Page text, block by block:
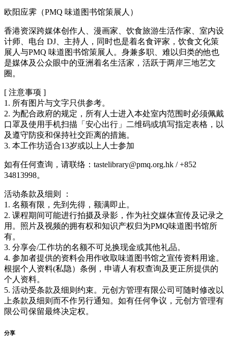
欧阳应霁（PMQ 味道图书馆策展人）
香港资深跨媒体创作人、漫画家、饮食旅游生活作家、室内设
计师、电台 DJ、主持人，同时也是着名食评家，饮食文化策
展人与PMQ 味道图书馆策展人。身兼多职、难以归类的他也
是媒体及公众眼中的亚洲着名生活家，活跃于两岸三地艺文
圈。
[ 注意事项 ]
1. 所有图片与文字只供参考。
2. 为配合政府的规定，所有人士进入本处室内范围时必须佩戴
口罩及使用手机扫描「安心出行」二维码或填写指定表格，以
及遵守防疫和保持社交距离的措施。
3. 本工作坊适合13岁或以上人士参加
如有任何查询，请联络：tastelibrary@pmq.org.hk / +852
34813998。
活动条款及细则 ：
1. 名额有限，先到先得，额满即止。
2. 课程期间可能进行拍摄及录影，作为社交媒体宣传及记录之
用。照片及视频的拥有权和知识产权归为PMQ味道图书馆所
有。
3. 分享会/工作坊的名额不可兑换现金或其他礼品。
4. 参加者提供的资料会用作收取味道图书馆之宣传资料用途。
根据个人资料(私隐）条例，申请人有权查询及更正所提供的
个人资料。
5. 活动受条款及细则约束。元创方管理有限公司可随时修改以
上条款及细则而不作另行通知。如有任何争议，元创方管理有
限公司保留最终决定权。
分享